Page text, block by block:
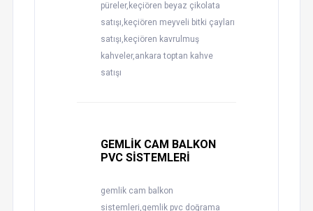
püreler,keçiören beyaz çikolata
satışı,keçiören meyveli bitki çayları
satışı,keçiören kavrulmuş
kahveler,ankara toptan kahve
satışı
GEMLİK CAM BALKON
PVC SİSTEMLERİ
gemlik cam balkon
sistemleri,gemlik pvc doğrama